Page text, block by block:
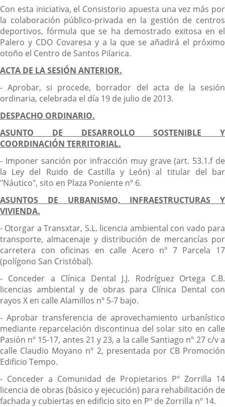
Con esta iniciativa, el Consistorio apuesta una vez más por
la colaboración público-privada en la gestión de centros
deportivos, fórmula que se ha demostrado exitosa en el
Palero y CDO Covaresa y a la que se añadirá el próximo
otoño el Centro de Santos Pilarica.
ACTA DE LA SESIÓN ANTERIOR.
- Aprobar, si procede, borrador del acta de la sesión
ordinaria, celebrada el día 19 de julio de 2013.
DESPACHO ORDINARIO.
ASUNTO DE DESARROLLO SOSTENIBLE Y
COORDINACIÓN TERRITORIAL.
- Imponer sanción por infracción muy grave (art. 53.1.f de
la Ley del Ruido de Castilla y León) al titular del bar
"Náutico", sito en Plaza Poniente nº 6.
ASUNTOS DE URBANISMO, INFRAESTRUCTURAS Y
VIVIENDA.
- Otorgar a Transxtar, S.L. licencia ambiental con vado para
transporte, almacenaje y distribución de mercancías por
carretera con oficinas en calle Acero nº 7 Parcela 17
(polígono San Cristóbal).
- Conceder a Clínica Dental J.J. Rodríguez Ortega C.B.
licencias ambiental y de obras para Clínica Dental con
rayos X en calle Alamillos nº 5-7 bajo.
- Aprobar transferencia de aprovechamiento urbanístico
mediante reparcelación discontinua del solar sito en calle
Pasión nº 15-17, antes 21 y 23, a la calle Santiago nº 27 c/v a
calle Claudio Moyano nº 2, presentada por CB Promoción
Edificio Tempo.
- Conceder a Comunidad de Propietarios Pº Zorrilla 14
licencia de obras (básico y ejecución) para rehabilitación de
fachada y cubiertas en edificio sito en Pº de Zorrilla nº 14.